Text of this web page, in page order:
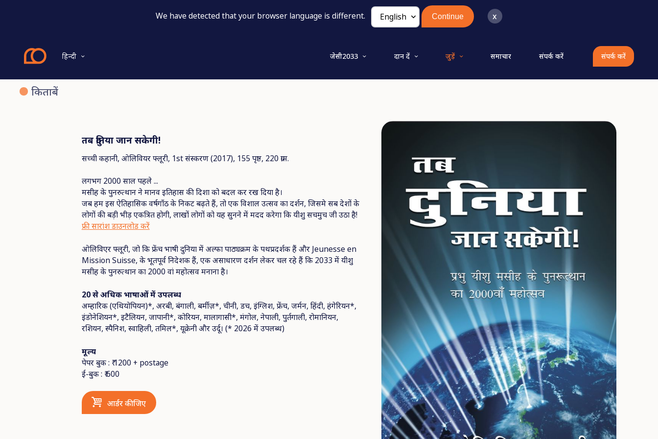
We have detected that your browser language is different. Continue x
हिन्दी जेसी2033 दान दें जुड़ें समाचार संपर्क करें संपर्क करें
खरीदें किताबें
किताबें
तब दुनिया जान सकेगी!
सच्ची कहानी, ओलिवियर फ्लूरी, 1st संस्करण (2017), 155 पृष्ठ, 220 ग्राम.
लगभग 2000 साल पहले ...
मसीह के पुनरुत्थान ने मानव इतिहास की दिशा को बदल कर रख दिया है।
जब हम इस ऐतिहासिक वर्षगाँठ के निकट बढ़ते हैं, तो एक विशाल उत्सव का दर्शन, जिसमे सब देशों के
लोगों की बड़ी भीड़ एकत्रित होगी, लाखों लोगों को यह सुनने में मदद करेगा कि यीशु सचमुच जी उठा है!
फ्री सारांश डाउनलोड करें
ओलिविएर फ्लूरी, जो कि फ्रेंच भाषी दुनिया में अल्फा पाठ्यक्रम के पथप्रदर्शक हैं और Jeunesse en
Mission Suisse, के भूतपूर्व निदेशक हैं, एक असाधारण दर्शन लेकर चल रहे हैं कि 2033 में यीशु
मसीह के पुनरुत्थान का 2000 वां महोत्सव मनाना है।
20सेअधिकभाषाओंमेंउपलब्ध
अम्हारिक (एथियोपियन)*, अरबी, बंगाली, बर्मीज़*, चीनी, डच, इंग्लिश, फ्रेंच, जर्मन, हिंदी, हंगेरियन*,
इंडोनेशियन*, इटैलियन, जापानी*, कोरियन, मालागासी*, मंगोल, नेपाली, पुर्तगाली, रोमानियन,
रशियन, स्पैनिश, स्वाहिली, तमिल*, यूक्रेनी और उर्दू। (* 2026 में उपलब्ध)
मूल्य
पेपर बुक : ₹ 1200 + postage
ई-बुक : ₹ 600
आर्डर कीजिए